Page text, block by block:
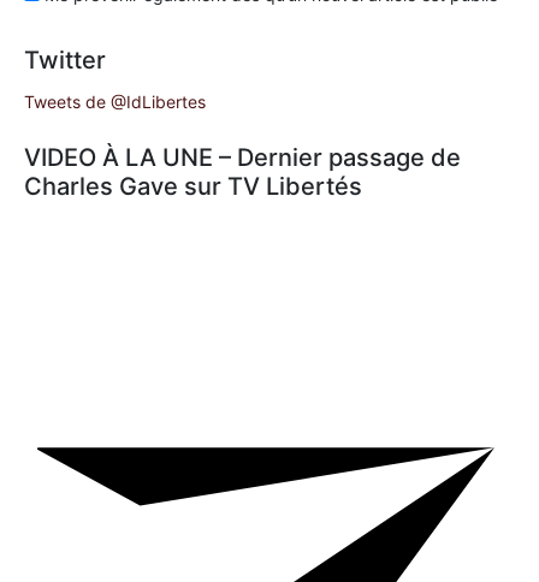
Twitter
Tweets de @IdLibertes
VIDEO À LA UNE – Dernier passage de
Charles Gave sur TV Libertés